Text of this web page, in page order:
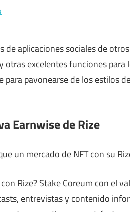
de aplicaciones sociales de
otras excelentes funciones
para pavonearse de los estilos
Earnwise de Rize
un mercado de NFT con su
Rize? Stake Coreum con el
entrevistas y contenido